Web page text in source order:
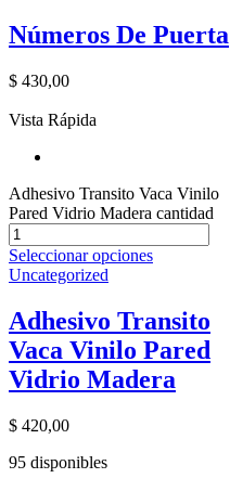
Números De Puerta
$ 430,00
Vista Rápida
Adhesivo Transito Vaca Vinilo
Pared Vidrio Madera cantidad
Seleccionar opciones
Uncategorized
Adhesivo Transito
Vaca Vinilo Pared
Vidrio Madera
$ 420,00
95 disponibles